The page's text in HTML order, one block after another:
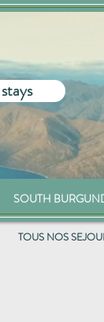
SOUTH
TOUS NOS